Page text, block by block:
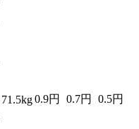
71.5kg0.9円 0.7円 0.5円